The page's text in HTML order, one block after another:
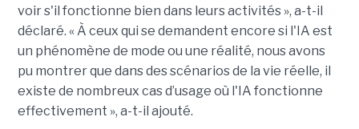
voir s'il fonctionne bien dans leurs activités », a-t-il
déclaré. « À ceux qui se demandent encore si l'IA est
un phénomène de mode ou une réalité, nous avons
pu montrer que dans des scénarios de la vie réelle, il
existe de nombreux cas d’usage où l'IA fonctionne
effectivement », a-t-il ajouté.